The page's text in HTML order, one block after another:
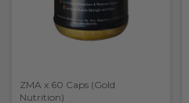
ZMA x 60 Caps (Gold
Nutrition)